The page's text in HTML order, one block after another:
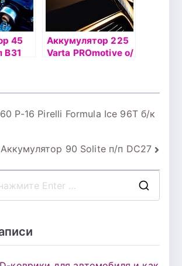
45
B31
Аккумулятор 225
Varta PROmotive о/
Р-16 Pirelli Formula Ice 96T б/к
Аккумулятор 90 Solite п/п DC27